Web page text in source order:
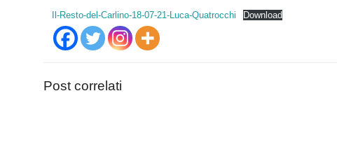
Il-Resto-del-Carlino-18-07-21-Luca-Quatrocchi Download
Post correlati